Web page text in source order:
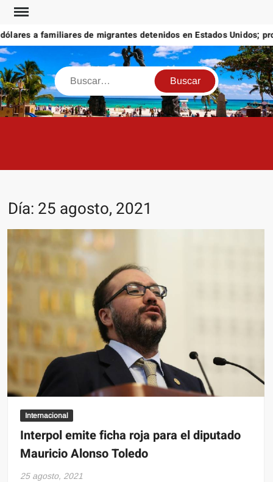
Saltar
contenido
a familiares de migrantes detenidos en Estados Unidos;
Buscar
Día: 25 agosto, 2021
Internacional
Interpol emite ficha roja para el diputado
Mauricio Alonso Toledo
25 agosto, 2021